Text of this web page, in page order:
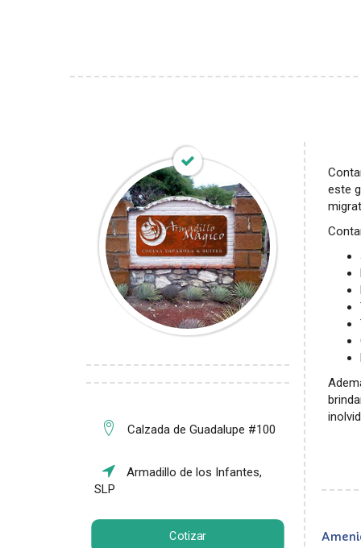
Calzada de Guadalupe #100
Armadillo de los Infantes,
SLP
Cotizar
este